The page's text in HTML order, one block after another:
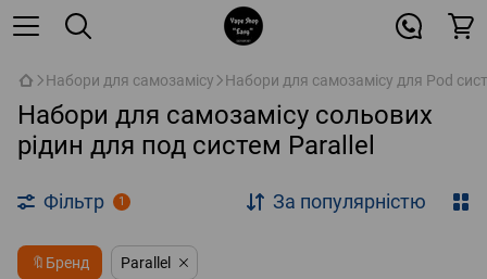
Набори для самозамісу Набори для самозамісу для Pod
Набори для самозамісу сольових
рідин для под систем Parallel
Фільтр 1 За популярністю
🔖Бренд Parallel